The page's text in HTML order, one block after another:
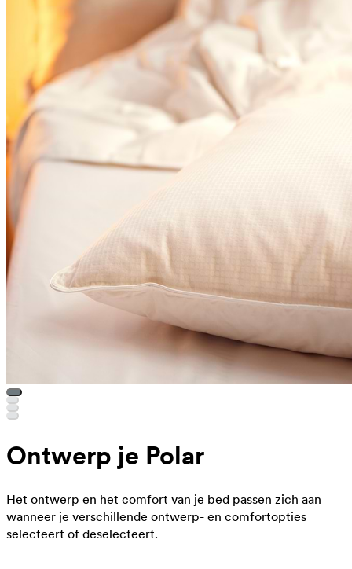
Ontwerp je Polar
Het ontwerp en het comfort van je bed passen zich aan
wanneer je verschillende ontwerp- en comfortopties
selecteert of deselecteert.